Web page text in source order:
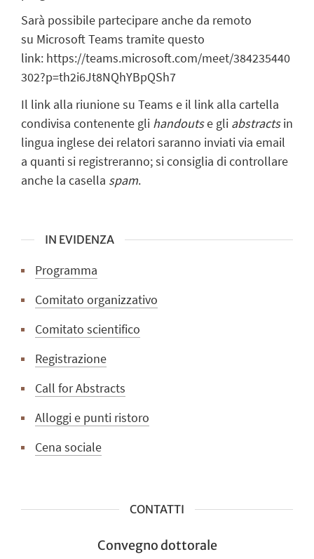
Sarà possibile partecipare anche da remoto
su Microsoft Teams tramitequesto
link: https://teams.microsoft.com/meet/384235440
302?p=th2i6Jt8NQhYBpQSh7
Il link alla riunione su Teams e il link alla cartella
condivisa contenente gli handoutse gli abstractsin
lingua inglese dei relatori saranno inviati via email
a quanti si registreranno; si consiglia di controllare
anche la casella spam.
IN EVIDENZA
Programma
Comitato organizzativo
Comitato scientifico
Registrazione
Call for Abstracts
Alloggi e punti ristoro
Cena sociale
CONTATTI
Convegno dottorale